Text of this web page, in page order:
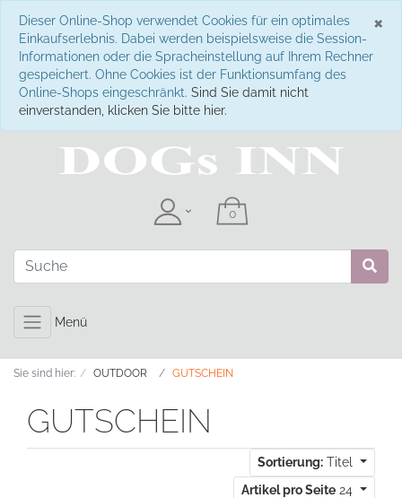
×
Dieser Online-Shop verwendet Cookies für ein optimales
Einkaufserlebnis. Dabei werden beispielsweise die Session-
Informationen oder die Spracheinstellung auf Ihrem Rechner
gespeichert. Ohne Cookies ist der Funktionsumfang des
Online-Shops eingeschränkt. Sind Sie damit nicht
einverstanden, klicken Sie bitte hier.
Menü
Sie sind hier: OUTDOOR GUTSCHEIN
GUTSCHEIN
Sortierung: Titel
Artikel pro Seite 24